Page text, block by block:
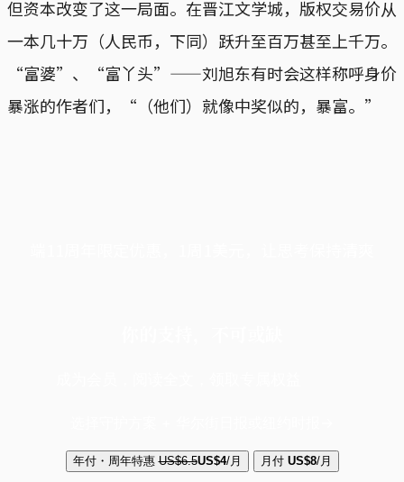
但资本改变了这一局面。在晋江文学城，版权交易价从
一本几十万（人民币，下同）跃升至百万甚至上千万。
“富婆”、“富丫头”——刘旭东有时会这样称呼身价
暴涨的作者们，“（他们）就像中奖似的，暴富。”
年付・周年特惠 US$6.5US$4/月 月付 US$8/月